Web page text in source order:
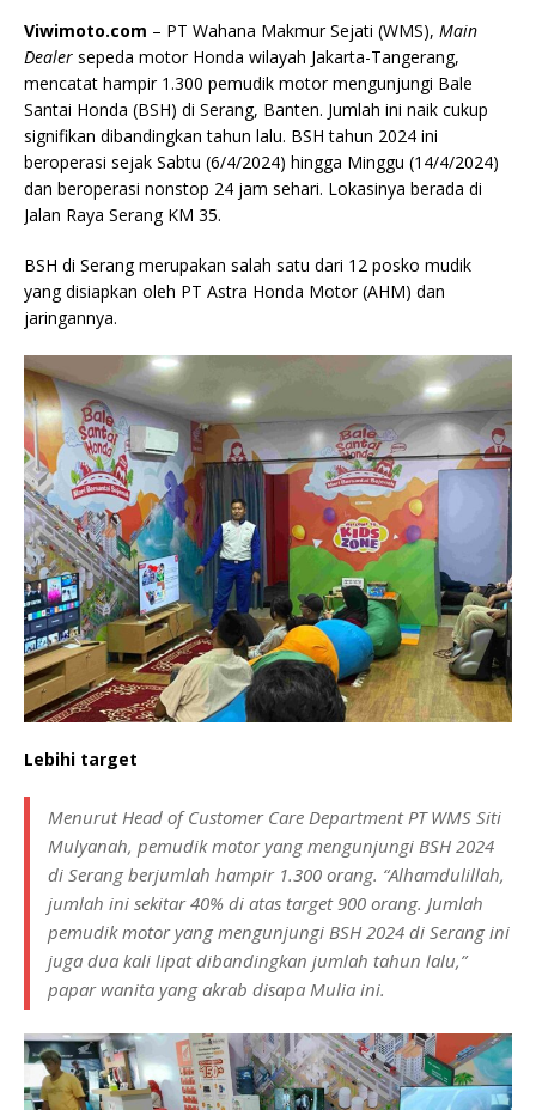
Viwimoto.com – PT Wahana Makmur Sejati (WMS), Main
Dealer sepeda motor Honda wilayah Jakarta-Tangerang,
mencatat hampir 1.300 pemudik motor mengunjungi Bale
Santai Honda (BSH) di Serang, Banten. Jumlah ini naik cukup
signifikan dibandingkan tahun lalu. BSH tahun 2024 ini
beroperasi sejak Sabtu (6/4/2024) hingga Minggu (14/4/2024)
dan beroperasi nonstop 24 jam sehari. Lokasinya berada di
Jalan Raya Serang KM 35.
BSH di Serang merupakan salah satu dari 12 posko mudik
yang disiapkan oleh PT Astra Honda Motor (AHM) dan
jaringannya.
Lebihi target
Menurut Head of Customer Care Department PT WMS Siti
Mulyanah, pemudik motor yang mengunjungi BSH 2024
di Serang berjumlah hampir 1.300 orang. “Alhamdulillah,
jumlah ini sekitar 40% di atas target 900 orang. Jumlah
pemudik motor yang mengunjungi BSH 2024 di Serang ini
juga dua kali lipat dibandingkan jumlah tahun lalu,”
papar wanita yang akrab disapa Mulia ini.